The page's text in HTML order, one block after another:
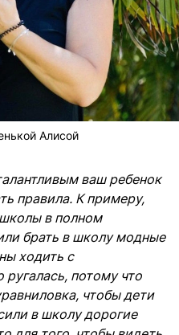
Алисой
ваш ребенок
правила. К примеру,
в полном
брать в школу модные
ходить с
потому что
чтобы дети
в школу дорогие